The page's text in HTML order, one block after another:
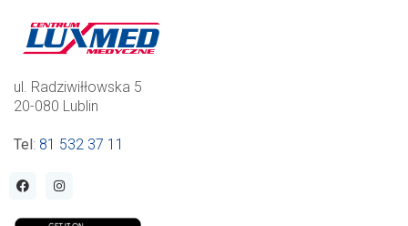
ul. Radziwiłłowska 5
20-080 Lublin
Tel: 81 532 37 11